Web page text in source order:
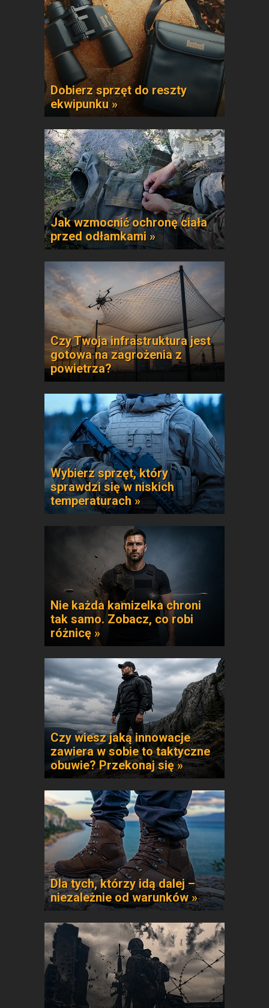
Dobierz sprzęt do reszty
ekwipunku »
Jak wzmocnić ochronę ciała
przed odłamkami »
Czy Twoja infrastruktura jest
gotowa na zagrożenia z
powietrza?
Wybierz sprzęt, który
sprawdzi się w niskich
temperaturach »
Nie każda kamizelka chroni
tak samo. Zobacz, co robi
różnicę »
Czy wiesz jaką innowacje
zawiera w sobie to taktyczne
obuwie? Przekonaj się »
Dla tych, którzy idą dalej –
niezależnie od warunków »